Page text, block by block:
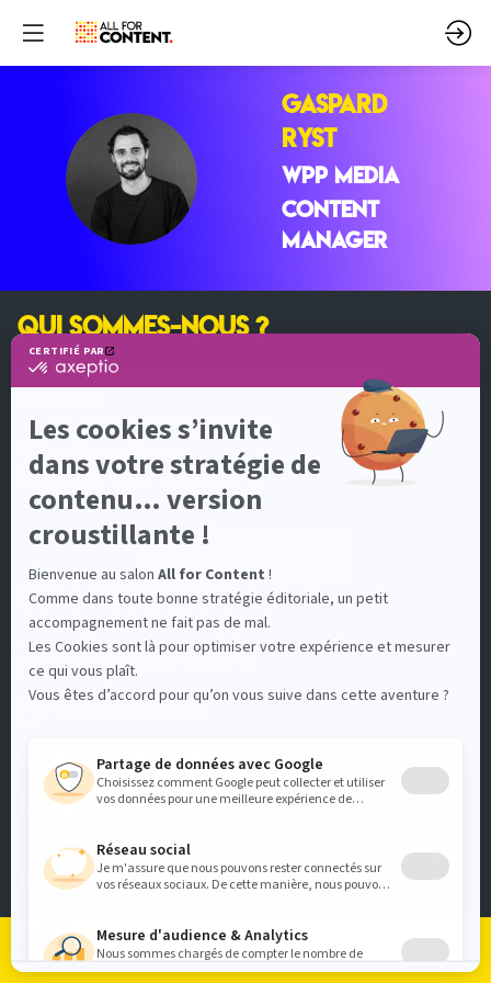
GR
Gaspard
RYST
WPP MEDIA
Content
Manager
QUI SOMMES-NOUS ?
All for Content est un événement organisé par
5, allée de Fleury
92130 Issy-les-Moulineaux
COMMUNICATION
Devenir Exposant
Espace Presse
Infos pratiques
RETROUVEZ-NOUS
Pour vous tenir au courant de toutes les actus d'All for
Content